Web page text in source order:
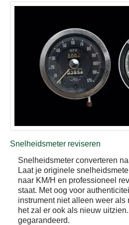
Snelheidsmeter reviseren
Snelheidsmeter converteren
Laat je originele
naar KM/H en professioneel
staat. Met oog voor
instrument niet alleen weer
het zal er ook als nieuw
gegarandeerd.